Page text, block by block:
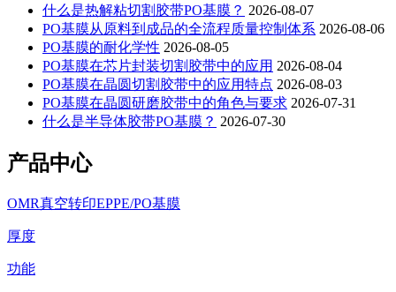
什么是热解粘切割胶带PO基膜？ 2026-08-07
PO基膜从原料到成品的全流程质量控制体系 2026-08-06
PO基膜的耐化学性 2026-08-05
PO基膜在芯片封装切割胶带中的应用 2026-08-04
PO基膜在晶圆切割胶带中的应用特点 2026-08-03
PO基膜在晶圆研磨胶带中的角色与要求 2026-07-31
什么是半导体胶带PO基膜？ 2026-07-30
产品中心
OMR真空转印EPPE/PO基膜
厚度
功能